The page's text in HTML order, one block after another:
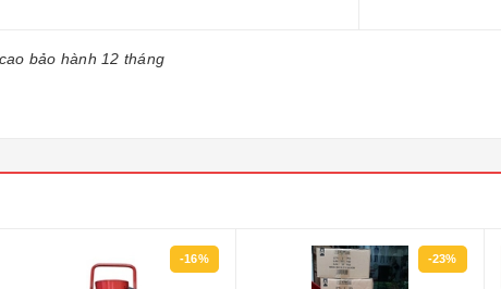
bảo hành 12 tháng
-23% -24%